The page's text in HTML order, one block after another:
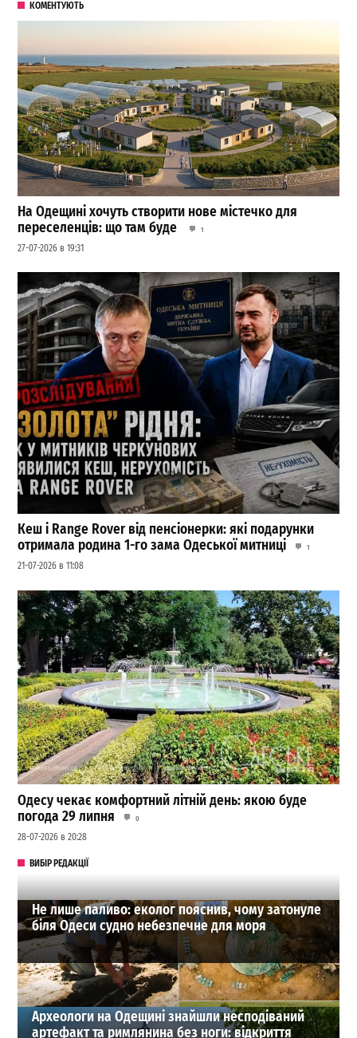
КОМЕНТУЮТЬ
На Одещині хочуть створити нове містечко для
переселенців: що там буде
1
27-07-2026 в 19:31
Кеш і Range Rover від пенсіонерки: які подарунки
отримала родина 1-го зама Одеської митниці
1
21-07-2026 в 11:08
Одесу чекає комфортний літній день: якою буде
погода 29 липня
0
28-07-2026 в 20:28
ВИБІР РЕДАКЦІЇ
Не лише паливо: еколог пояснив, чому затонуле
біля Одеси судно небезпечне для моря
Археологи на Одещині знайшли несподіваний
артефакт та римлянина без ноги: відкриття